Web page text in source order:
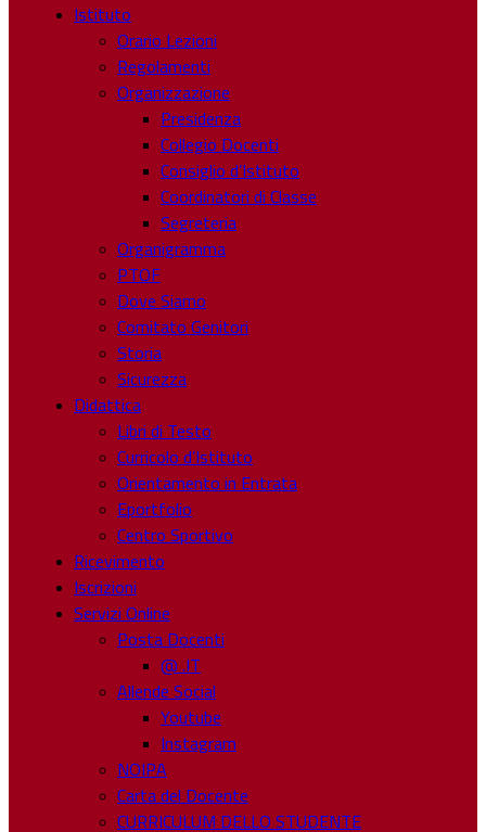
Istituto
Orario Lezioni
Regolamenti
Organizzazione
Presidenza
Collegio Docenti
Consiglio d’Istituto
Coordinatori di Classe
Segreteria
Organigramma
PTOF
Dove Siamo
Comitato Genitori
Storia
Sicurezza
Didattica
Libri di Testo
Curricolo d’Istituto
Orientamento in Entrata
Eportfolio
Centro Sportivo
Ricevimento
Iscrizioni
Servizi Online
Posta Docenti
@ .IT
Allende Social
Youtube
Instagram
NOIPA
Carta del Docente
CURRICULUM DELLO STUDENTE